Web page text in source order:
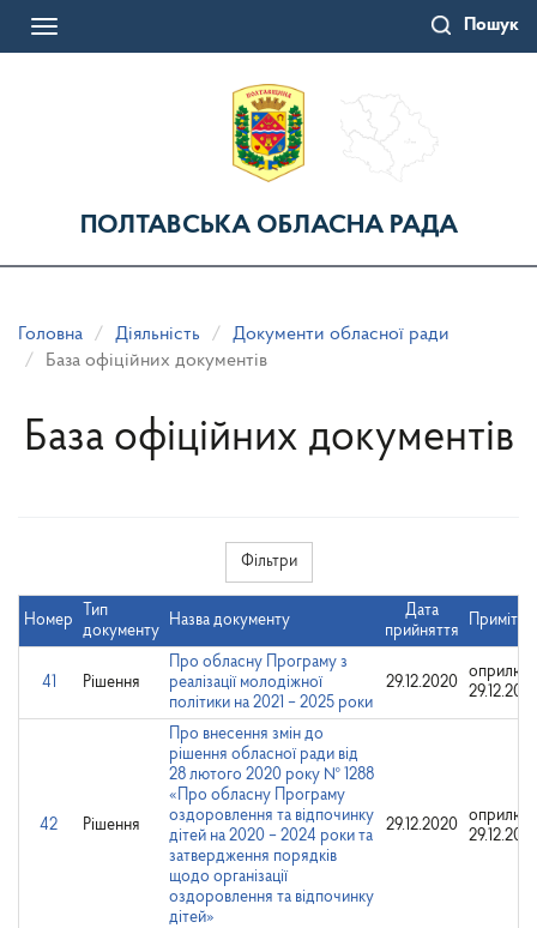
Пошук
Toggle
ПОЛТАВСЬКА ОБЛАСНА РАДА
Головна Діяльність
Документи обласної ради
База офіційних документів
База офіційних документів
Фільтри
Номер
Тип
документу
Назва документу
Дата
прийняття
Примітки
41 Рішення
Про обласну Програму з
реалізації молодіжної
політики на 2021 – 2025 роки
29.12.2020
42 Рішення
Про внесення змін до
рішення обласної ради від
28 лютого 2020 року № 1288
«Про обласну Програму
оздоровлення та відпочинку
дітей на 2020 – 2024 роки та
затвердження порядків
щодо організації
оздоровлення та відпочинку
дітей»
29.12.2020